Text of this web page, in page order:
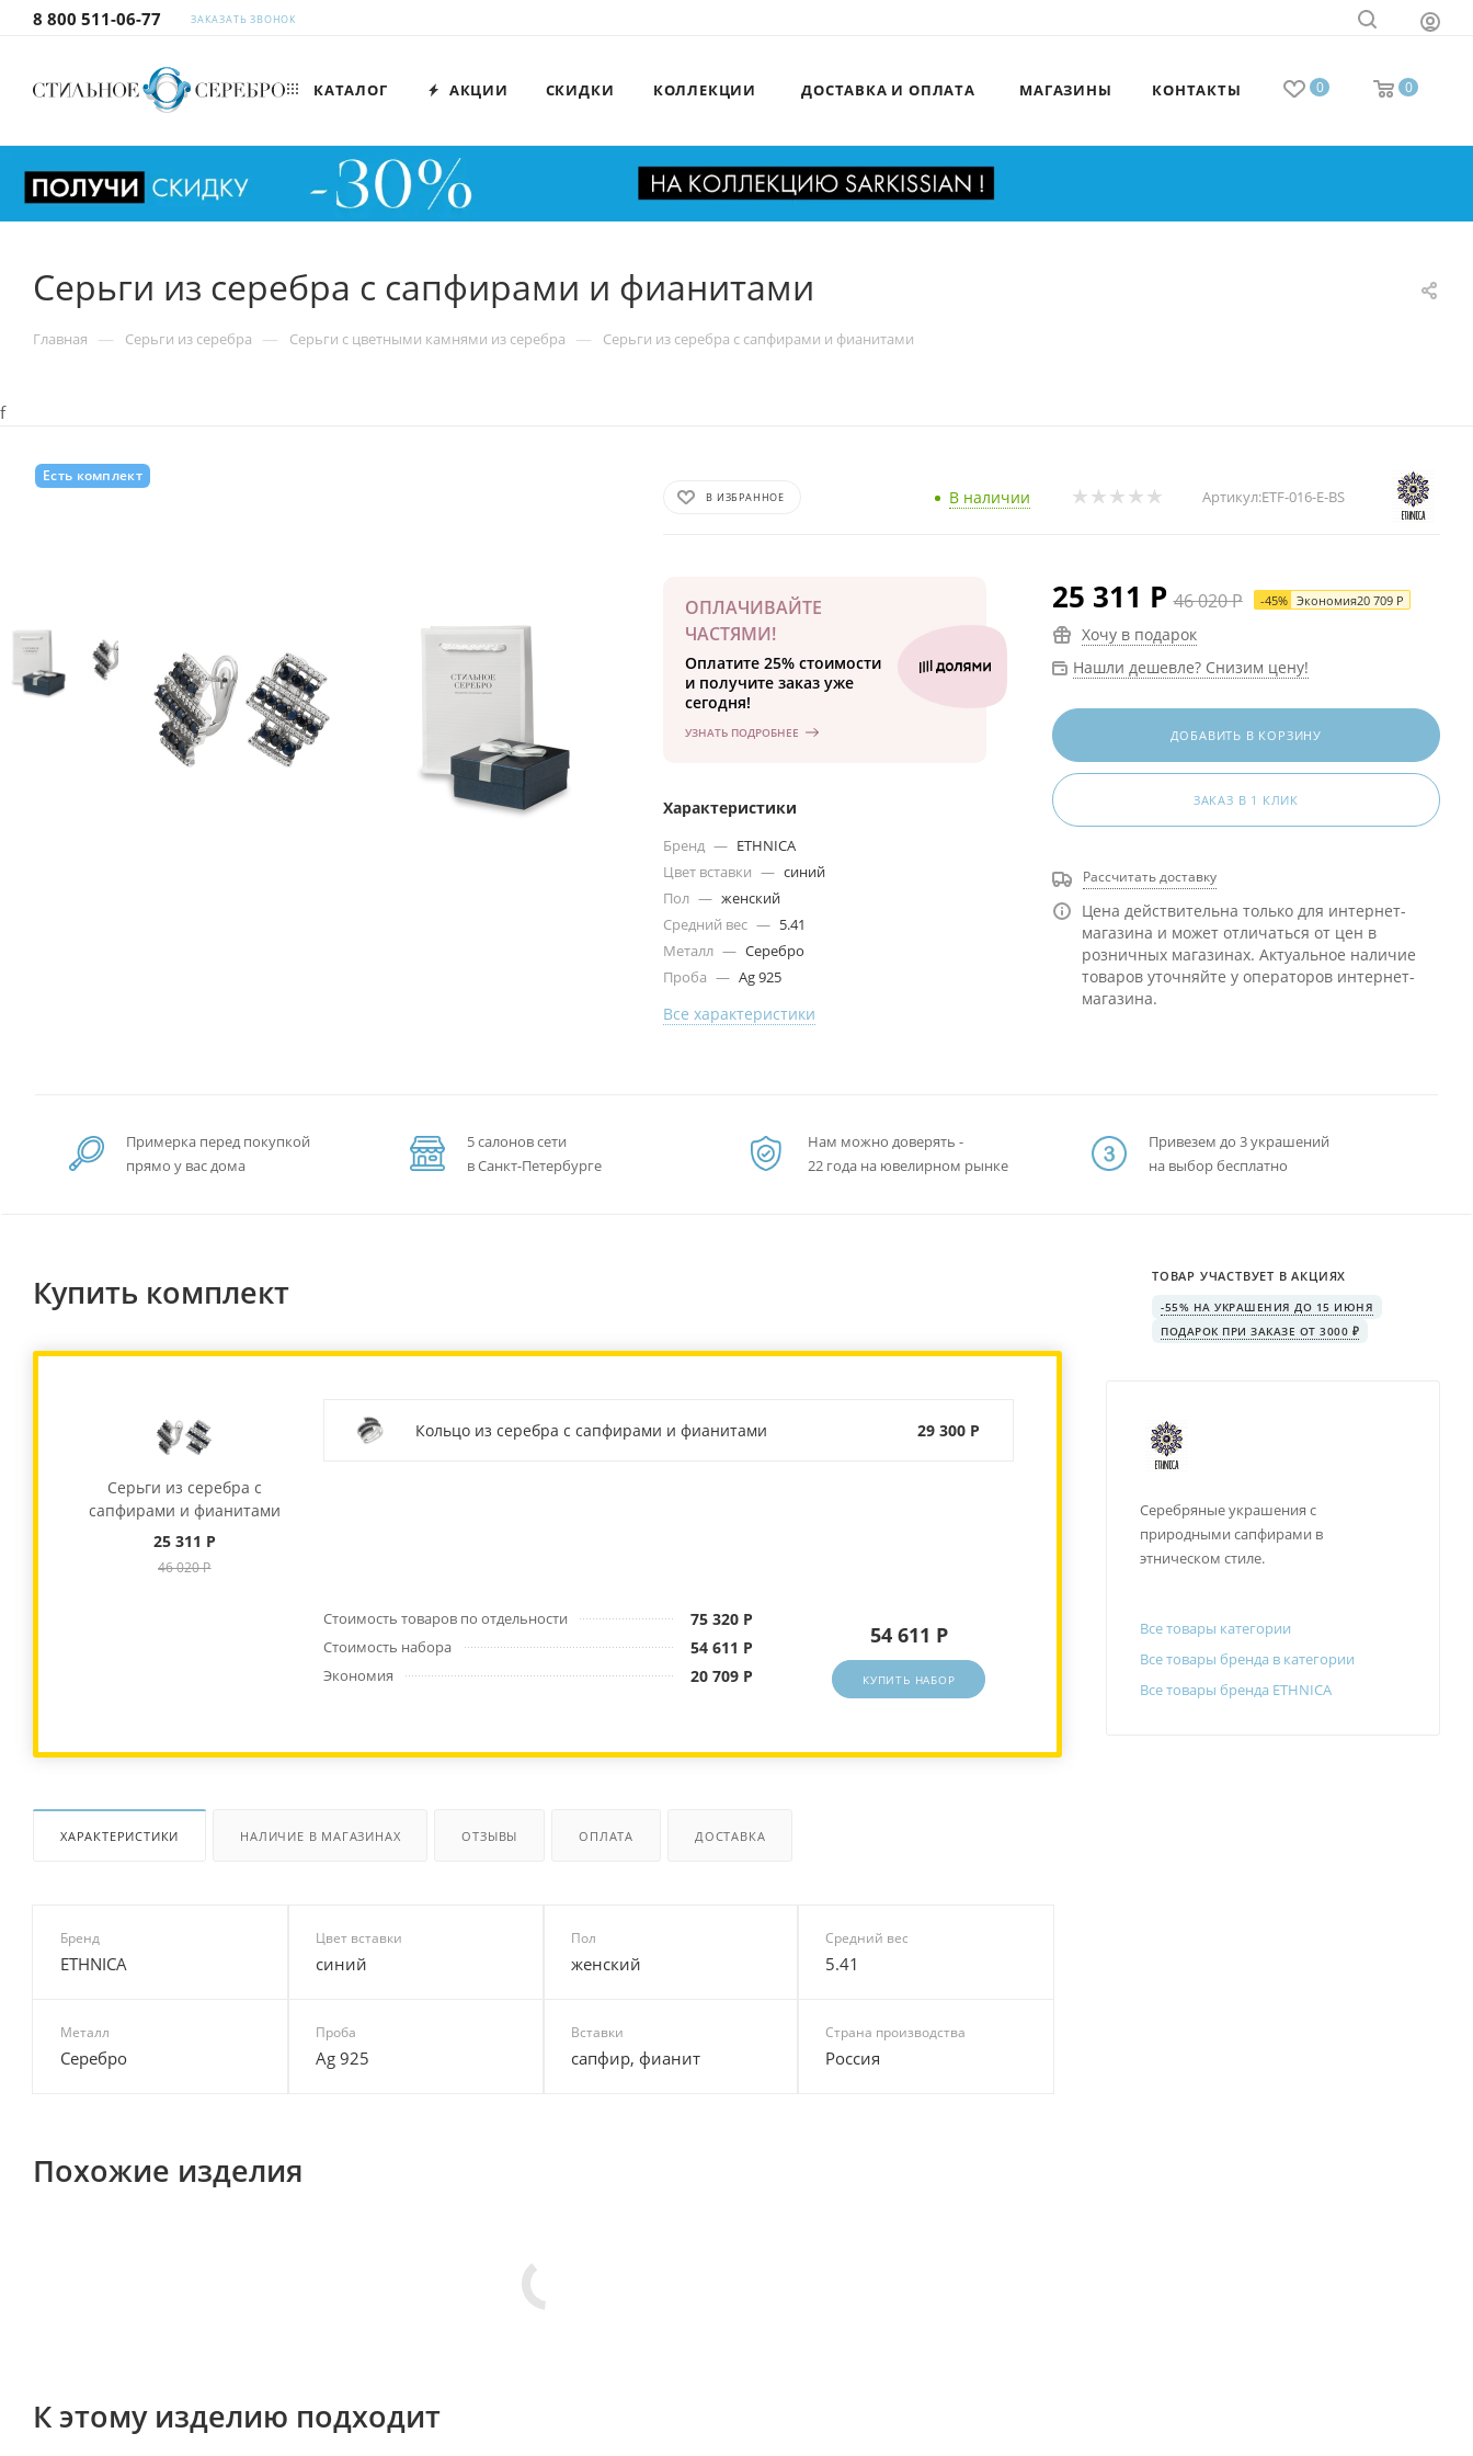
8 800 511-06-77 ЗАКАЗАТЬ ЗВОНОК
0 0
КАТАЛОГ АКЦИИ СКИДКИ КОЛЛЕКЦИИ ДОСТАВКА И ОПЛАТА МАГАЗИНЫ КОНТАКТЫ
Серьги из серебра с сапфирами и фианитами
Главная — Серьги из серебра — Cерьги с цветными камнями из серебра — Серьги из серебра с сапфирами и фианитами
f
Есть комплект
В ИЗБРАННОЕ В наличии Артикул:ETF-016-E-BS
ОПЛАЧИВАЙТЕ
ЧАСТЯМИ!
Оплатите 25% стоимости
и получите заказ уже
сегодня!
УЗНАТЬ ПОДРОБНЕЕ
Характеристики
Бренд — ETHNICA
Цвет вставки — синий
Пол — женский
Средний вес — 5.41
Металл — Серебро
Проба — Ag 925
Все характеристики
25 311 Р 46 020Р -45% Экономия20 709Р
Хочу в подарок
Нашли дешевле? Снизим цену!
ДОБАВИТЬ В КОРЗИНУ
ЗАКАЗ В 1 КЛИК
Рассчитать доставку
Цена действительна только для интернет-
магазина и может отличаться от цен в
розничных магазинах. Актуальное наличие
товаров уточняйте у операторов интернет-
магазина.
Примерка перед покупкой
прямо у вас дома
5 салонов сети
в Санкт-Петербурге
Нам можно доверять -
22 года на ювелирном рынке
Привезем до 3 украшений
на выбор бесплатно
Купить комплект
Серьги из серебра с
сапфирами и фианитами
25 311 Р
46 020 Р
Кольцо из серебра с сапфирами и фианитами 29 300 Р
Стоимость товаров по отдельности 75 320 Р
Стоимость набора 54 611 Р
Экономия 20 709 Р
54 611 Р
КУПИТЬ НАБОР
ХАРАКТЕРИСТИКИ НАЛИЧИЕ В МАГАЗИНАХ ОТЗЫВЫ ОПЛАТА ДОСТАВКА
Бренд
ETHNICA
Цвет вставки
синий
Пол
женский
Средний вес
5.41
Металл
Серебро
Проба
Ag 925
Вставки
сапфир, фианит
Страна производства
Россия
Похожие изделия
К этому изделию подходит
ТОВАР УЧАСТВУЕТ В АКЦИЯХ
-55% НА УКРАШЕНИЯ ДО 15 ИЮНЯ
ПОДАРОК ПРИ ЗАКАЗЕ ОТ 3000 ₽
Серебряные украшения с
природными сапфирами в
этническом стиле.
Все товары категории
Все товары бренда в категории
Все товары бренда ETHNICA